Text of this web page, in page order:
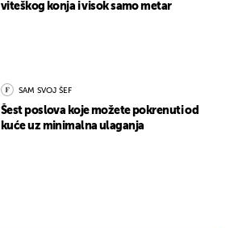
viteškog konja i visok samo metar
SAM SVOJ ŠEF
Šest poslova koje možete pokrenuti od
kuće uz minimalna ulaganja